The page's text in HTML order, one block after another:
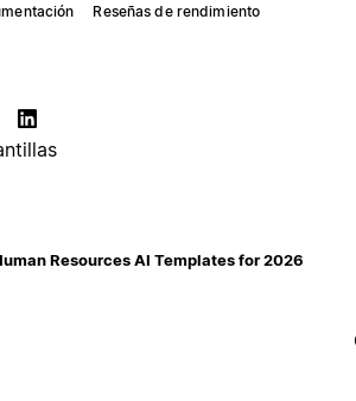
Reseñas de rendimiento
Resources AI Templates for 2026